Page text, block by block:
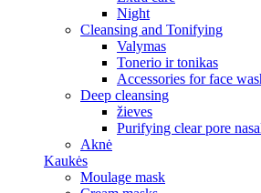
Night
Cleansing and Tonifying
Valymas
Tonerio ir tonikas
Accessories for face
Deep cleansing
žieves
Purifying clear pore
Aknė
Kaukės
Moulage mask